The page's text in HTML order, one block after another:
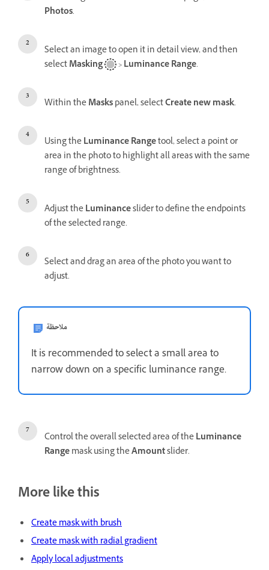
Photos.
Select an image to open it in detail view, and then
selectMasking >Luminance Range.
Within theMaskspanel, selectCreate new mask.
Using theLuminance Rangetool, select a point or
area in the photo to highlight all areas with the same
range of brightness.
Adjust theLuminanceslider to define the endpoints
of the selected range.
Select and drag an area of the photo you want to
adjust.
ملاحظة
It is recommended to select a small area to
narrow down on a specific luminance range.
Control the overall selected area of theLuminance
Rangemask using theAmountslider.
More like this
Create mask with brush
Create mask with radial gradient
Apply local adjustments